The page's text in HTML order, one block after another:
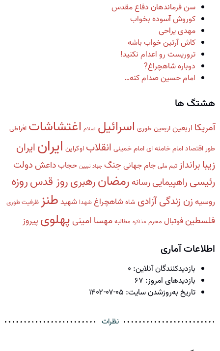
سن فرماندهان دفاع مقدس
کوروش آسوده بخواب
مهدی یراحی
کاش آرتین خواب باشه
تروریست رو اعدام نکنید!
دوباره شاهچراغ?
امام حسین صدام کنه…
هشتگ ها
آمریکا اربعیناربعین طوری اسرائیل اسلام اغتشاشات افراطی
طوراقتصادامام خامنه ایامام خمینی انقلاب اوکراین ایرانایران
زیبا برانداز تیم ملیجام جهانی جنگ جهاد تبیین حجابداعش دولت
رئیسی راهپیماییرسانه رمضانرهبریروز قدسروزه
روسیهزن زندگی آزادی شاهشاهچراغشهدا شهید طنز ظرفیت طوری
فلسطین فوتبال محرم مذاکره مطالبهمهسا امینی پهلوی پیروز
اطلاعات آماری
بازدیدکنندگان آنلاین: ۰
بازدیدهای امروز: ۶۷
تاریخ به‌روزشدن سایت: ۱۴۰۲-۰۷-۰۵
نظرات